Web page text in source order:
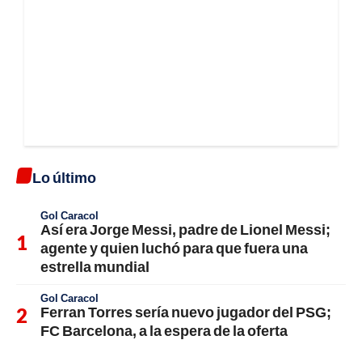
Lo último
Gol Caracol
Así era Jorge Messi, padre de Lionel Messi;
agente y quien luchó para que fuera una
estrella mundial
Gol Caracol
Ferran Torres sería nuevo jugador del PSG;
FC Barcelona, a la espera de la oferta